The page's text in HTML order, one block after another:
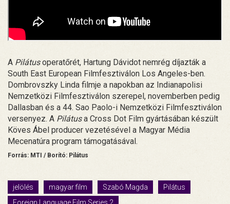
A Pilátusoperatőrét, Hartung Dávidot nemrég díjazták a
South East European Filmfesztiválon Los Angeles-ben.
Dombrovszky Linda filmje a napokban az Indianapolisi
Nemzetközi Filmfesztiválon szerepel, novemberben pedig
Dallasban és a 44. Sao Paolo-i Nemzetközi Filmfesztiválon
versenyez. A Pilátusa Cross Dot Film gyártásában készült
Köves Ábel producer vezetésével a Magyar Média
Mecenatúra program támogatásával.
Forrás: MTI / Borító: Pilátus
jelölés magyar film Szabó Magda
Pilátus